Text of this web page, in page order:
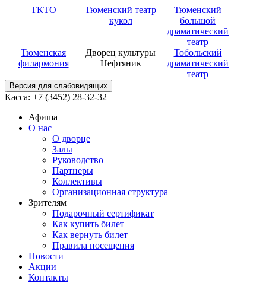
ТКТО
Тюменский театр
кукол
Тюменский
большой
драматический
театр
Тюменская
филармония
Дворец культуры
Нефтяник
Тобольский
драматический
театр
Версия для слабовидящих
Касса: +7 (3452) 28-32-32
Афиша
О нас
О дворце
Залы
Руководство
Партнеры
Коллективы
Организационная структура
Зрителям
Подарочный сертификат
Как купить билет
Как вернуть билет
Правила посещения
Новости
Акции
Контакты